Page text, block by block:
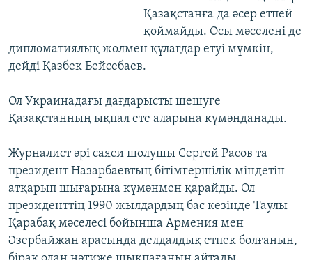
Қазақстанға да әсер етпей
қоймайды. Осы мәселені де
дипломатиялық жолмен құлағдар етуі мүмкін, –
дейді Қазбек Бейсебаев.
Ол Украинадағы дағдарысты шешуге
Қазақстанның ықпал ете аларына күмәнданады.
Журналист әрі саяси шолушы Сергей Расов та
президент Назарбаевтың бітімгершілік міндетін
атқарып шығарына күмәнмен қарайды. Ол
президенттің 1990 жылдардың бас кезінде Таулы
Қарабақ мәселесі бойынша Армения мен
Әзербайжан арасында делдалдық етпек болғанын,